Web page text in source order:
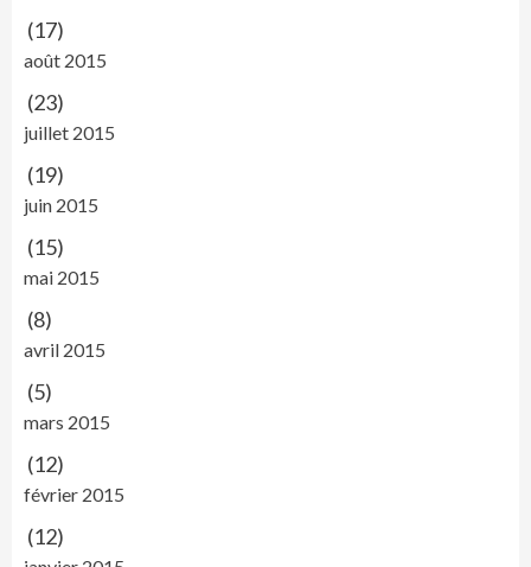
(17)
août 2015
(23)
juillet 2015
(19)
juin 2015
(15)
mai 2015
(8)
avril 2015
(5)
mars 2015
(12)
février 2015
(12)